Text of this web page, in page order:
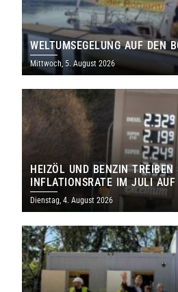
WELTUMSEGELUNG AUF DEN
Mittwoch, 5. August 2026
HEIZÖL UND BENZIN TREIBEN
INFLATIONSRATE IM JULI
Dienstag, 4. August 2026